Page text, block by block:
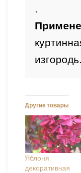
.
изгородь.
Другие товары
Яблоня
декоративная